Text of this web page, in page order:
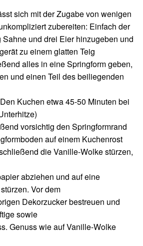
sich mit der Zugabe von wenigen
zubereiten: Einfach der
und drei Eier hinzugeben und
zu einem glatten Teig
alles in eine Springform geben,
und einen Teil des beiliegenden
Kuchen etwa 45-50 Minuten bei
vorsichtig den Springformrand
auf einem Kuchenrost
die Vanille-Wolke stürzen,
abziehen und auf eine
Vor dem
Dekorzucker bestreuen und
sowie
Genuss wie auf Vanille-Wolke